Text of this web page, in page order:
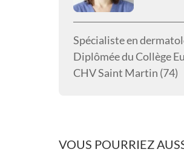
Spécialiste en
Diplômée du Collège
CHV Saint Martin (74)
VOUS POURRIEZ